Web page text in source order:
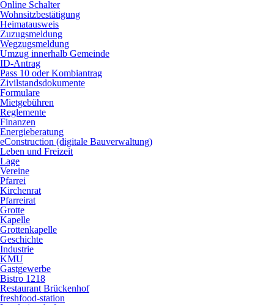
Online Schalter
Wohnsitzbestätigung
Heimatausweis
Zuzugsmeldung
Wegzugsmeldung
Umzug innerhalb Gemeinde
ID-Antrag
Pass 10 oder Kombiantrag
Zivilstandsdokumente
Formulare
Mietgebühren
Reglemente
Finanzen
Energieberatung
eConstruction (digitale Bauverwaltung)
Leben und Freizeit
Lage
Vereine
Pfarrei
Kirchenrat
Pfarreirat
Grotte
Kapelle
Grottenkapelle
Geschichte
Industrie
KMU
Gastgewerbe
Bistro 1218
Restaurant Brückenhof
freshfood-station